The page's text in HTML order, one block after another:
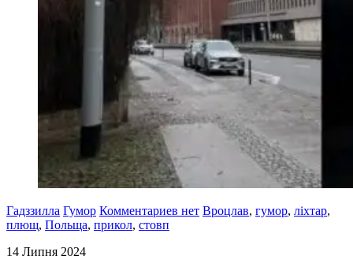
Гадззилла Гумор Комментариев нет Вроцлав, гумор, ліхтар,
плющ, Польща, прикол, стовп
14 Липня 2024